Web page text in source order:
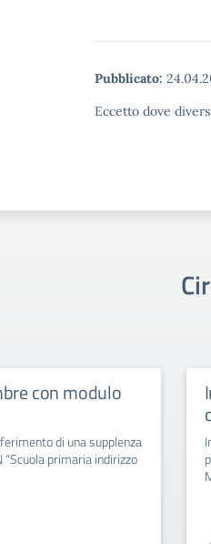
Pubblicato:
Eccetto dove
con modulo
di una supplenza
“Scuola primaria indirizzo